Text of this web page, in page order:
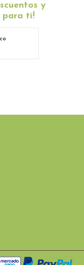
y
para ti!